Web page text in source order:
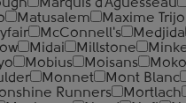
Marquis d'Aguesseau
Matusalem Maxime
McConnell's Medjida
Midai Millstone
Mobius Moisans Moko
Monnet
Mont Blanc
Runners Mortlach